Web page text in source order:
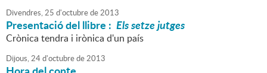
Divendres,25 d'octubrede2013
Presentació del llibre : Els setze jutges
Crònica tendra i irònica d'un país
Dijous,24d'octubrede2013